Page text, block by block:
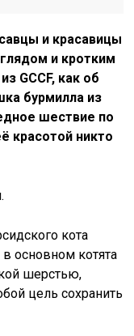
и красавицы
и кротким
GCCF, как об
бурмилла из
шествие по
красотой никто
кота
основном котята
шерстью,
цель сохранить